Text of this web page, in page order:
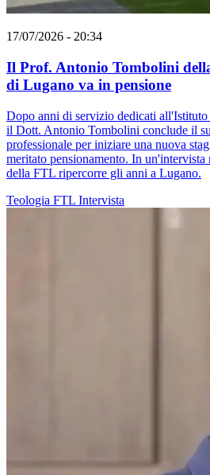
17/07/2026 - 20:34
Il Prof. Antonio Tombolini
di Lugano va in pensione
Dopo anni di servizio dedicati all'Istituto
il Dott. Antonio Tombolini conclude il
professionale per iniziare una nuova
meritato pensionamento. In un'intervista
della FTL ripercorre gli anni a Lugano.
Teologia FTL Intervista